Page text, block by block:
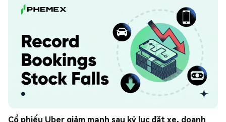
Cổ phiếu Uber giảm mạnh sau kỷ lục đặt xe, doanh